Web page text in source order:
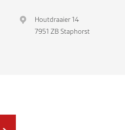
Houtdraaier 14
7951 ZB Staphorst